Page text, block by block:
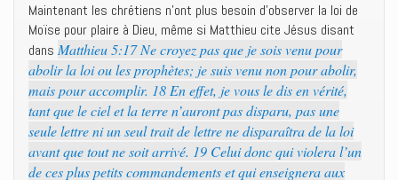
Maintenant les chrétiens n’ont plus besoin d’observer la loi de
Moïse pour plaire à Dieu, même si Matthieu cite Jésus disant
dans Matthieu 5:17 Ne croyez pas que je sois venu pour
abolir la loi ou les prophètes; je suis venu non pour abolir,
mais pour accomplir. 18 En effet, je vous le dis en vérité,
tant que le ciel et la terre n’auront pas disparu, pas une
seule lettre ni un seul trait de lettre ne disparaîtra de la loi
avant que tout ne soit arrivé. 19 Celui donc qui violera l’un
de ces plus petits commandements et qui enseignera aux